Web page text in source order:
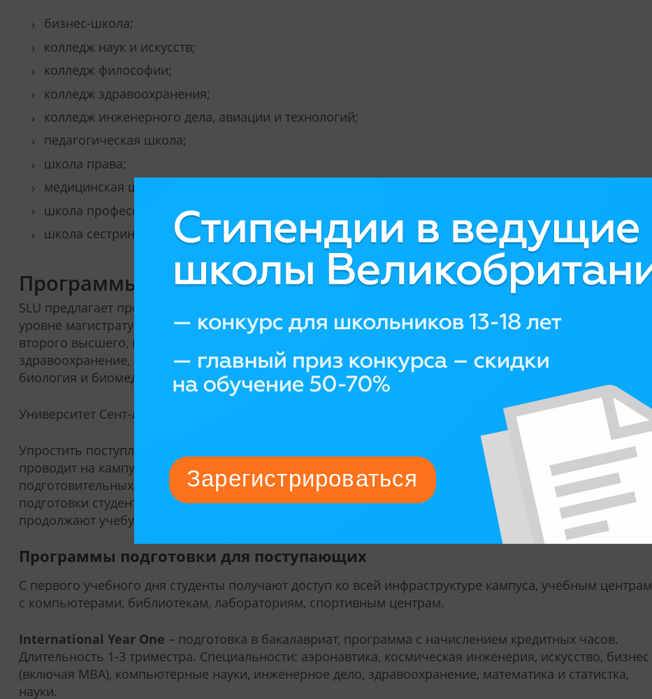
бизнес-школа;
колледж наук и искусств;
колледж философии;
колледж здравоохранения;
колледж инженерного дела, авиации и технологий;
педагогическая школа;
школа права;
медицинская школа;
школа профессионального образования;
школа сестринского дела.
Программы обучения Saint Louis University
SLU предлагает программы на всех уровнях высшего образования – 100 бакалаврcких, столько же на
уровне магистратуры, небольшое число программ аспирантуры, а также 40 программ первого и
второго высшего, которые походят за границей США. Самые популярные предметы (majors):
здравоохранение, бизнес, менеджмент, маркетинг, парки, отдых, досуг и фитнес, инженерное дело,
биология и биомедицина.
Университет Сент-Луиса – селективный вуз, он выносит положительное решение по 58% заявок.
Упростить поступление иностранцам помогают подготовительные программы Pathways, которые
проводит на кампусе вуза образовательный партнер университета – INTO. Требования к абитуриентам
подготовительных программ ниже, чем при прямом поступлении. После успешного завершения
подготовки студенты автоматически переводятся на первый или второй год бакалавриата или
продолжают учебу в магистратуре.
Программы подготовки для поступающих
С первого учебного дня студенты получают доступ ко всей инфраструктуре кампуса, учебным центрам
с компьютерами, библиотекам, лабораториям, спортивным центрам.
International Year One – подготовка в бакалавриат, программа с начислением кредитных часов.
Длительность 1-3 триместра. Специальности: аэронавтика, космическая инженерия, искусство, бизнес
(включая MBA), компьютерные науки, инженерное дело, здравоохранение, математика и статистка,
науки.